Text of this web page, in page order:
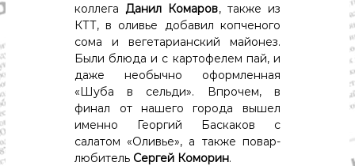
,
к
у
л
ь
т
у
р
а
,
с
коллегаДанил Комаров, также из
КТТ, в оливье добавил копченого
сома и вегетарианский майонез.
Были блюда и с картофелем пай, и
даже необычно оформленная
«Шуба в сельди». Впрочем, в
финал от нашего города вышел
именно Георгий Баскаков с
салатом «Оливье», а также повар-
любитель Сергей Коморин.